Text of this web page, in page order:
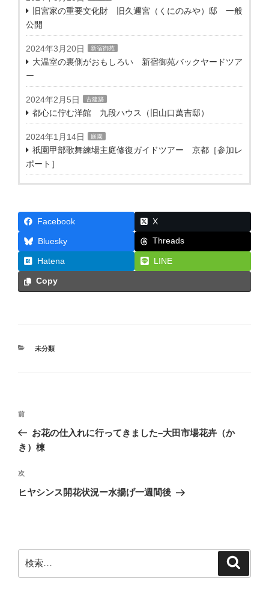
旧宮家の重要文化財 旧久邇宮（くにのみや）邸 一般
公開
2024年3月20日 新宿御苑
大温室の裏側がおもしろい 新宿御苑バックヤードツア
ー
2024年2月5日 古建築
都心に佇む洋館 九段ハウス（旧山口萬吉邸）
2024年1月14日 庭園
祇園甲部歌舞練場主庭修復ガイドツアー 京都［参加レ
ポート］
Facebook X
Bluesky Threads
Hatena LINE
Copy
カ
未分類
投
ナ
ゲ
ー
前
の
投
前
お花の仕入れに行ってきました–大田市場花卉（か
き）棟
次
の
次
ヒヤシンス開花状況ー水揚げ一週間後
索: